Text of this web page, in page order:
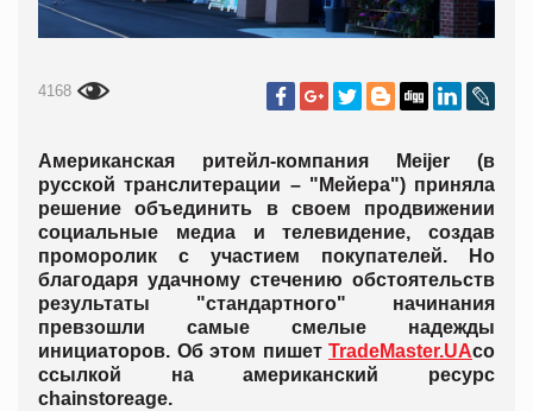
4168
Американская ритейл-компания Meijer (в
русской транслитерации – "Мейера") приняла
решение объединить в своем продвижении
социальные медиа и телевидение, создав
проморолик с участием покупателей. Но
благодаря удачному стечению обстоятельств
результаты "стандартного" начинания
превзошли самые смелые надежды
инициаторов. Об этом пишет TradeMaster.UAсо
ссылкой на американский ресурс
chainstoreage.